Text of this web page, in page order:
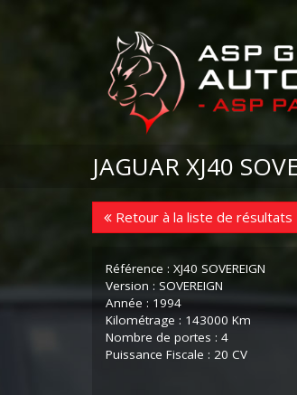
JAGUAR XJ40
Retour à la liste de résultats
Référence : XJ40 SOVEREIGN
Version : SOVEREIGN
Année : 1994
Kilométrage : 143000 Km
Nombre de portes : 4
Puissance Fiscale : 20 CV